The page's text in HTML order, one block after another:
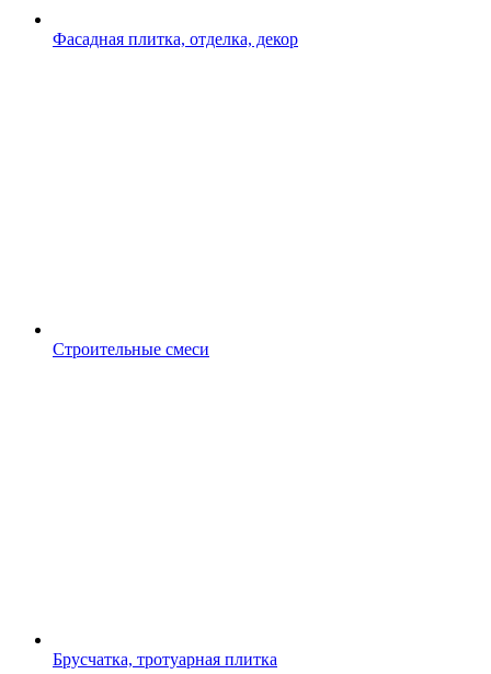
Фасадная плитка, отделка, декор
Строительные смеси
Брусчатка, тротуарная плитка